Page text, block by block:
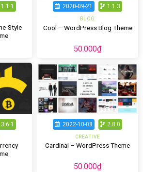
1.1.1
Style
2020-09-21 1.1.3
BLOG
Cool – WordPress Blog Theme
50.000₫
3.6.1 2022-10-08 2.8.0
CREATIVE
Cardinal – WordPress Theme
50.000₫